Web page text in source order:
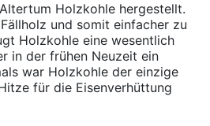
Holzkohle hergestellt.
und somit einfacher zu
Holzkohle eine wesentlich
in der frühen Neuzeit ein
war Holzkohle der einzige
für die Eisenverhüttung